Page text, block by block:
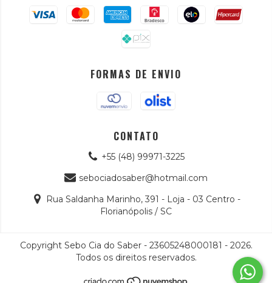
FORMAS DE ENVIO
CONTATO
+55 (48) 99971-3225
sebociadosaber@hotmail.com
Rua Saldanha Marinho, 391 - Loja - 03 Centro -
Florianópolis / SC
Copyright Sebo Cia do Saber - 23605248000181 - 2026.
Todos os direitos reservados.